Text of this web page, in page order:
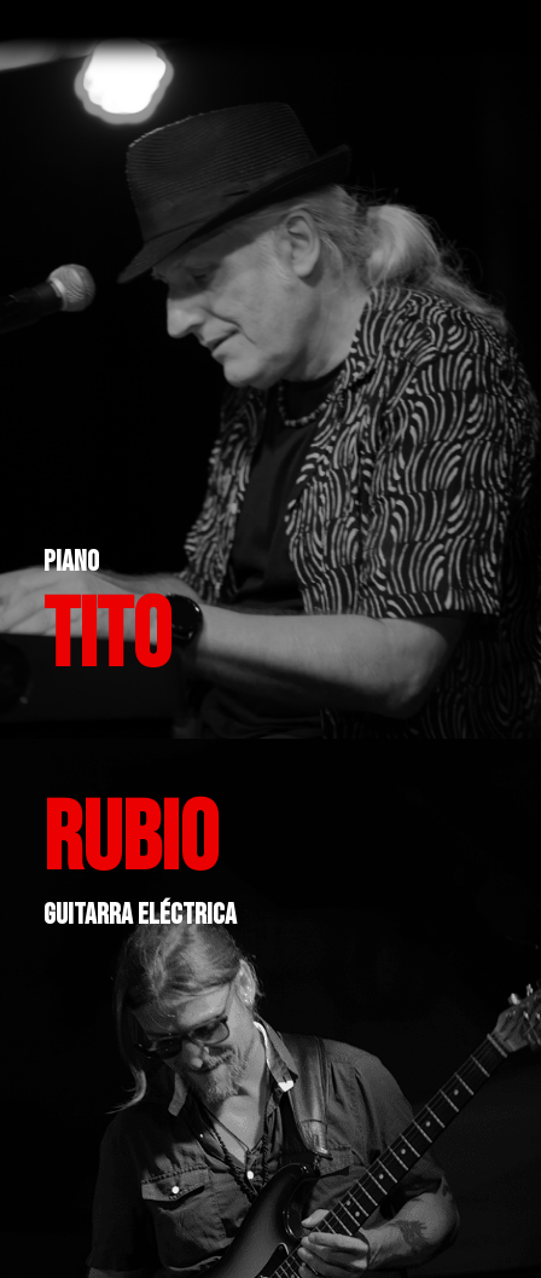
PIANO
tito
RUBIO
GUITARRA ELÉCTRICA